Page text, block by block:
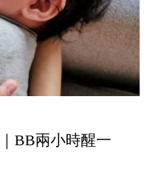
BB兩小時醒一